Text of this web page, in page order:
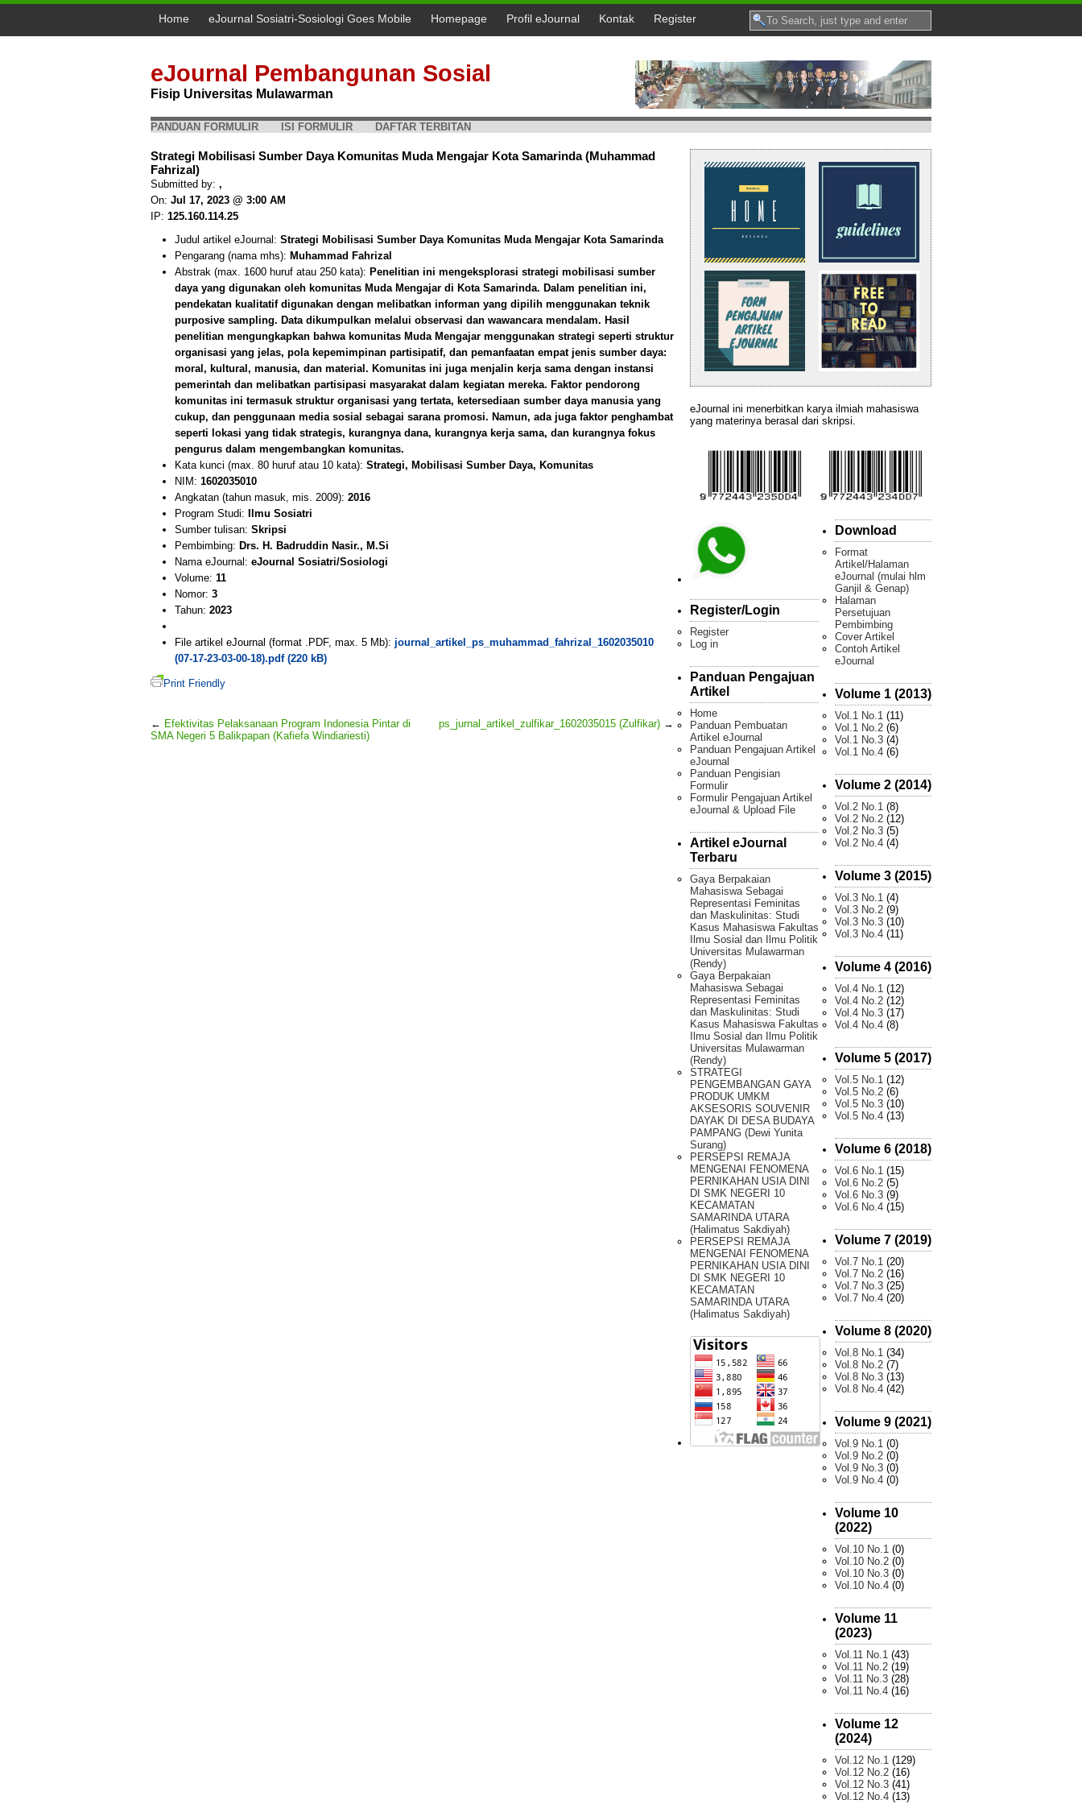
Home eJournal Sosiatri-Sosiologi Goes Mobile Homepage Profil eJournal Kontak Register
eJournal Pembangunan Sosial
Fisip Universitas Mulawarman
PANDUAN FORMULIR ISI FORMULIR DAFTAR TERBITAN
Strategi Mobilisasi Sumber Daya Komunitas Muda Mengajar Kota Samarinda (Muhammad
Fahrizal)
Submitted by: ,
On: Jul 17, 2023 @ 3:00 AM
IP: 125.160.114.25
Judul artikel eJournal: Strategi Mobilisasi Sumber Daya Komunitas Muda Mengajar Kota Samarinda
Pengarang (nama mhs): Muhammad Fahrizal
Abstrak (max. 1600 huruf atau 250 kata): Penelitian ini mengeksplorasi strategi mobilisasi sumber
daya yang digunakan oleh komunitas Muda Mengajar di Kota Samarinda. Dalam penelitian ini,
pendekatan kualitatif digunakan dengan melibatkan informan yang dipilih menggunakan teknik
purposive sampling. Data dikumpulkan melalui observasi dan wawancara mendalam. Hasil
penelitian mengungkapkan bahwa komunitas Muda Mengajar menggunakan strategi seperti struktur
organisasi yang jelas, pola kepemimpinan partisipatif, dan pemanfaatan empat jenis sumber daya:
moral, kultural, manusia, dan material. Komunitas ini juga menjalin kerja sama dengan instansi
pemerintah dan melibatkan partisipasi masyarakat dalam kegiatan mereka. Faktor pendorong
komunitas ini termasuk struktur organisasi yang tertata, ketersediaan sumber daya manusia yang
cukup, dan penggunaan media sosial sebagai sarana promosi. Namun, ada juga faktor penghambat
seperti lokasi yang tidak strategis, kurangnya dana, kurangnya kerja sama, dan kurangnya fokus
pengurus dalam mengembangkan komunitas.
Kata kunci (max. 80 huruf atau 10 kata): Strategi, Mobilisasi Sumber Daya, Komunitas
NIM: 1602035010
Angkatan (tahun masuk, mis. 2009): 2016
Program Studi:
Ilmu Sosiatri
Sumber tulisan: Skripsi
Pembimbing: Drs. H. Badruddin Nasir., M.Si
Nama eJournal: eJournal Sosiatri/Sosiologi
Volume: 11
Nomor: 3
Tahun: 2023
File artikel eJournal (format .PDF, max. 5 Mb): journal_artikel_ps_muhammad_fahrizal_1602035010
(07-17-23-03-00-18).pdf (220 kB)
Print Friendly
← Efektivitas Pelaksanaan Program Indonesia Pintar di
SMA Negeri 5 Balikpapan (Kafiefa Windiariesti)
ps_jurnal_artikel_zulfikar_1602035015 (Zulfikar) →
eJournal ini menerbitkan karya ilmiah mahasiswa
yang materinya berasal dari skripsi.
Register/Login
Register
Log in
Panduan Pengajuan
Artikel
Home
Panduan Pembuatan
Artikel eJournal
Panduan Pengajuan Artikel
eJournal
Panduan Pengisian
Formulir
Formulir Pengajuan Artikel
eJournal & Upload File
Artikel eJournal
Terbaru
Gaya Berpakaian
Mahasiswa Sebagai
Representasi Feminitas
dan Maskulinitas: Studi
Kasus Mahasiswa Fakultas
Ilmu Sosial dan Ilmu Politik
Universitas Mulawarman
(Rendy)
Gaya Berpakaian
Mahasiswa Sebagai
Representasi Feminitas
dan Maskulinitas: Studi
Kasus Mahasiswa Fakultas
Ilmu Sosial dan Ilmu Politik
Universitas Mulawarman
(Rendy)
STRATEGI
PENGEMBANGAN GAYA
PRODUK UMKM
AKSESORIS SOUVENIR
DAYAK DI DESA BUDAYA
PAMPANG (Dewi Yunita
Surang)
PERSEPSI REMAJA
MENGENAI FENOMENA
PERNIKAHAN USIA DINI
DI SMK NEGERI 10
KECAMATAN
SAMARINDA UTARA
(Halimatus Sakdiyah)
PERSEPSI REMAJA
MENGENAI FENOMENA
PERNIKAHAN USIA DINI
DI SMK NEGERI 10
KECAMATAN
SAMARINDA UTARA
(Halimatus Sakdiyah)
Download
Format
Artikel/Halaman
eJournal (mulai hlm
Ganjil & Genap)
Halaman
Persetujuan
Pembimbing
Cover Artikel
Contoh Artikel
eJournal
Volume 1 (2013)
Vol.1 No.1 (11)
Vol.1 No.2 (6)
Vol.1 No.3 (4)
Vol.1 No.4 (6)
Volume 2 (2014)
Vol.2 No.1 (8)
Vol.2 No.2 (12)
Vol.2 No.3 (5)
Vol.2 No.4 (4)
Volume 3 (2015)
Vol.3 No.1 (4)
Vol.3 No.2 (9)
Vol.3 No.3 (10)
Vol.3 No.4 (11)
Volume 4 (2016)
Vol.4 No.1 (12)
Vol.4 No.2 (12)
Vol.4 No.3 (17)
Vol.4 No.4 (8)
Volume 5 (2017)
Vol.5 No.1 (12)
Vol.5 No.2 (6)
Vol.5 No.3 (10)
Vol.5 No.4 (13)
Volume 6 (2018)
Vol.6 No.1 (15)
Vol.6 No.2 (5)
Vol.6 No.3 (9)
Vol.6 No.4 (15)
Volume 7 (2019)
Vol.7 No.1 (20)
Vol.7 No.2 (16)
Vol.7 No.3 (25)
Vol.7 No.4 (20)
Volume 8 (2020)
Vol.8 No.1 (34)
Vol.8 No.2 (7)
Vol.8 No.3 (13)
Vol.8 No.4 (42)
Volume 9 (2021)
Vol.9 No.1 (0)
Vol.9 No.2 (0)
Vol.9 No.3 (0)
Vol.9 No.4 (0)
Volume 10
(2022)
Vol.10 No.1 (0)
Vol.10 No.2 (0)
Vol.10 No.3 (0)
Vol.10 No.4 (0)
Volume 11
(2023)
Vol.11 No.1 (43)
Vol.11 No.2 (19)
Vol.11 No.3 (28)
Vol.11 No.4 (16)
Volume 12
(2024)
Vol.12 No.1 (129)
Vol.12 No.2 (16)
Vol.12 No.3 (41)
Vol.12 No.4 (13)